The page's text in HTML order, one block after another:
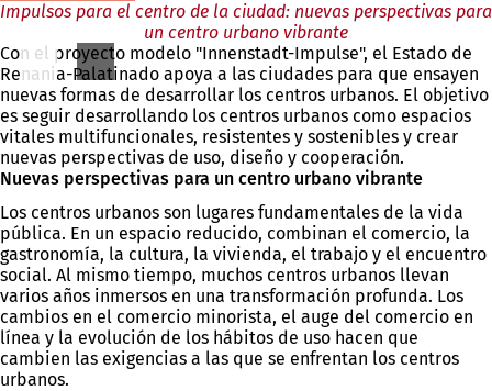
Impulsos para el centro de la ciudad: nuevas perspectivas para
un centro urbano vibrante
Con el proyecto modelo "Innenstadt-Impulse", el Estado de
Renania-Palatinado apoya a las ciudades para que ensayen
nuevas formas de desarrollar los centros urbanos. El objetivo
es seguir desarrollando los centros urbanos como espacios
vitales multifuncionales, resistentes y sostenibles y crear
nuevas perspectivas de uso, diseño y cooperación.
Nuevas perspectivas para un centro urbano vibrante
Los centros urbanos son lugares fundamentales de la vida
pública. En un espacio reducido, combinan el comercio, la
gastronomía, la cultura, la vivienda, el trabajo y el encuentro
social. Al mismo tiempo, muchos centros urbanos llevan
varios años inmersos en una transformación profunda. Los
cambios en el comercio minorista, el auge del comercio en
línea y la evolución de los hábitos de uso hacen que
cambien las exigencias a las que se enfrentan los centros
urbanos.